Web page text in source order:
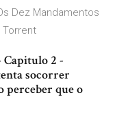
Dez Mandamentos
Torrent
Capitulo 2 -
socorrer
perceber que o